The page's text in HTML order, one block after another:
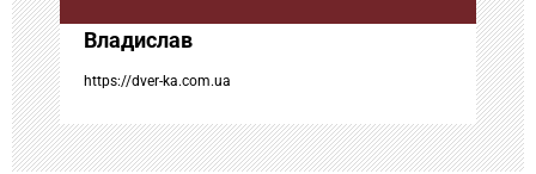
а
п
и
Владислав
https://dver-ka.com.ua